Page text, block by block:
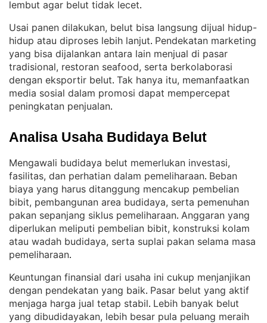
lembut agar belut tidak lecet.
Usai panen dilakukan, belut bisa langsung dijual hidup-
hidup atau diproses lebih lanjut. Pendekatan marketing
yang bisa dijalankan antara lain menjual di pasar
tradisional, restoran seafood, serta berkolaborasi
dengan eksportir belut. Tak hanya itu, memanfaatkan
media sosial dalam promosi dapat mempercepat
peningkatan penjualan.
Analisa Usaha Budidaya Belut
Mengawali budidaya belut memerlukan investasi,
fasilitas, dan perhatian dalam pemeliharaan. Beban
biaya yang harus ditanggung mencakup pembelian
bibit, pembangunan area budidaya, serta pemenuhan
pakan sepanjang siklus pemeliharaan. Anggaran yang
diperlukan meliputi pembelian bibit, konstruksi kolam
atau wadah budidaya, serta suplai pakan selama masa
pemeliharaan.
Keuntungan finansial dari usaha ini cukup menjanjikan
dengan pendekatan yang baik. Pasar belut yang aktif
menjaga harga jual tetap stabil. Lebih banyak belut
yang dibudidayakan, lebih besar pula peluang meraih